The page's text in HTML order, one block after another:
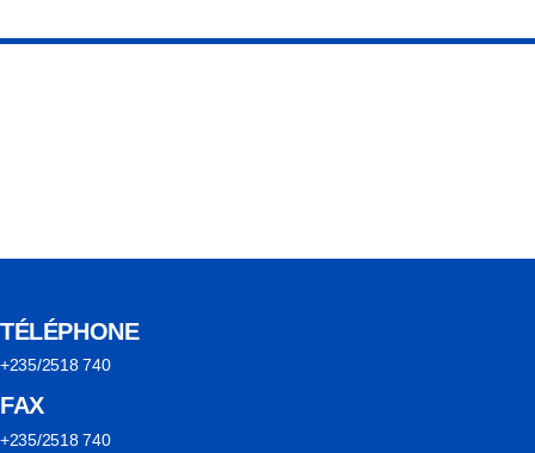
TÉLÉPHONE
+235/2518 740
FAX
+235/2518 740